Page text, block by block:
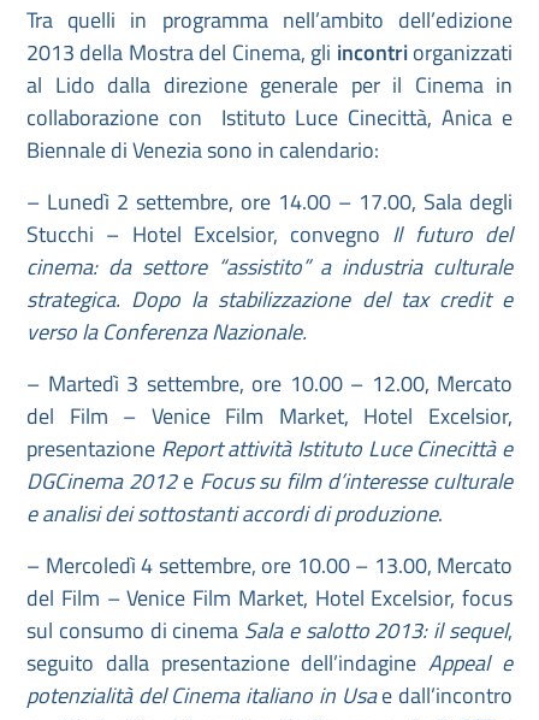
Tra quelli in programma nell’ambito dell’edizione
2013 della Mostra del Cinema, gli incontriorganizzati
al Lido dalla direzione generale per il Cinema in
collaborazione con Istituto Luce Cinecittà, Anica e
Biennale di Venezia sono in calendario:
– Lunedì 2 settembre, ore 14.00 – 17.00, Sala degli
Stucchi – Hotel Excelsior, convegno Il futuro del
cinema: da settore “assistito” a industria culturale
strategica. Dopo la stabilizzazione del tax credit e
verso la Conferenza Nazionale.
– Martedì 3 settembre, ore 10.00 – 12.00, Mercato
del Film – Venice Film Market, Hotel Excelsior,
presentazione Report attività Istituto Luce Cinecittà e
DGCinema 2012e Focus su film d’interesse culturale
e analisi dei sottostanti accordi di produzione.
– Mercoledì 4 settembre, ore 10.00 – 13.00, Mercato
del Film – Venice Film Market, Hotel Excelsior, focus
sul consumo di cinema Sala e salotto 2013: il sequel,
seguito dalla presentazione dell’indagineAppeal e
potenzialità del Cinema italiano in Usae dall’incontro